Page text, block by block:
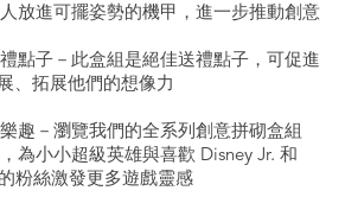
放進可擺姿勢的機甲，進一步推動創意
點子－此盒組是絕佳送禮點子，可促進
、拓展他們的想像力
趣－瀏覽我們的全系列創意拼砌盒組
為小小超級英雄與喜歡 Disney Jr. 和
粉絲激發更多遊戲靈感